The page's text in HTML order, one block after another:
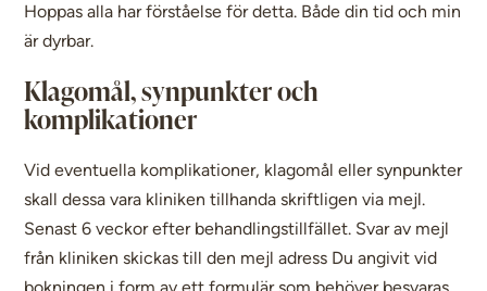
Hoppas alla har förståelse för detta. Både din tid och min
är dyrbar.
Klagomål, synpunkter och
komplikationer
Vid eventuella komplikationer, klagomål eller synpunkter
skall dessa vara kliniken tillhanda skriftligen via mejl.
Senast 6 veckor efter behandlingstillfället. Svar av mejl
från kliniken skickas till den mejl adress Du angivit vid